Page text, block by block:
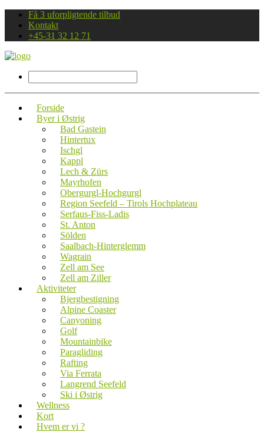
Få 3 uforpligtende tilbud
Kontakt
+45-31 32 12 71
Forside
Byer i Østrig
Bad Gastein
Hintertux
Ischgl
Kappl
Lech & Zürs
Mayrhofen
Obergurgl-Hochgurgl
Region Seefeld – Tirols Hochplateau
Serfaus-Fiss-Ladis
St. Anton
Sölden
Saalbach-Hinterglemm
Wagrain
Zell am See
Zell am Ziller
Aktiviteter
Bjergbestigning
Alpine Coaster
Canyoning
Golf
Mountainbike
Paragliding
Rafting
Via Ferrata
Langrend Seefeld
Ski i Østrig
Wellness
Kort
Hvem er vi ?